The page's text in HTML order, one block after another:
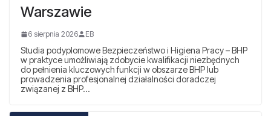
Warszawie
6 sierpnia 2026 EB
Studia podyplomowe Bezpieczeństwo i Higiena Pracy – BHP
w praktyce umożliwiają zdobycie kwalifikacji niezbędnych
do pełnienia kluczowych funkcji w obszarze BHP lub
prowadzenia profesjonalnej działalności doradczej
związanej z BHP…